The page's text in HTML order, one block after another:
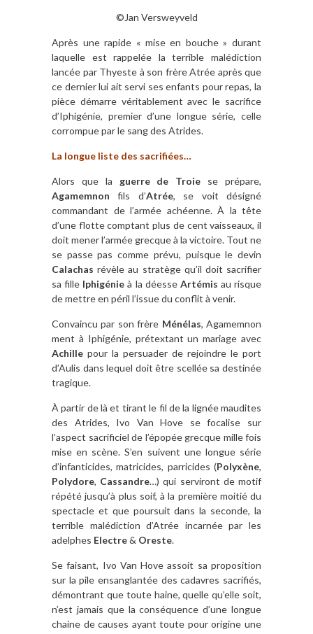
©Jan Versweyveld
Après une rapide « mise en bouche » durant
laquelle est rappelée la terrible malédiction
lancée par Thyeste à son frère Atrée après que
ce dernier lui ait servi ses enfants pour repas, la
pièce démarre véritablement avec le sacrifice
d’Iphigénie, premier d’une longue série, celle
corrompue par le sang des Atrides.
La longue liste des sacrifiées…
Alors que la guerre de Troie se prépare,
Agamemnon fils d’Atrée, se voit désigné
commandant de l’armée achéenne. À la tête
d’une flotte comptant plus de cent vaisseaux, il
doit mener l’armée grecque à la victoire. Tout ne
se passe pas comme prévu, puisque le devin
Calachas révèle au stratège qu’il doit sacrifier
sa fille Iphigénie à la déesse Artémis au risque
de mettre en péril l’issue du conflit à venir.
Convaincu par son frère Ménélas, Agamemnon
ment à Iphigénie, prétextant un mariage avec
Achille pour la persuader de rejoindre le port
d’Aulis dans lequel doit être scellée sa destinée
tragique.
À partir de là et tirant le fil de la lignée maudites
des Atrides, Ivo Van Hove se focalise sur
l’aspect sacrificiel de l’épopée grecque mille fois
mise en scène. S’en suivent une longue série
d’infanticides, matricides, parricides (Polyxène,
Polydore, Cassandre…) qui serviront de motif
répété jusqu’à plus soif, à la première moitié du
spectacle et que poursuit dans la seconde, la
terrible malédiction d’Atrée incarnée par les
adelphes Electre& Oreste.
Se faisant, Ivo Van Hove assoit sa proposition
sur la pile ensanglantée des cadavres sacrifiés,
démontrant que toute haine, quelle qu’elle soit,
n’est jamais que la conséquence d’une longue
chaine de causes ayant toute pour origine une